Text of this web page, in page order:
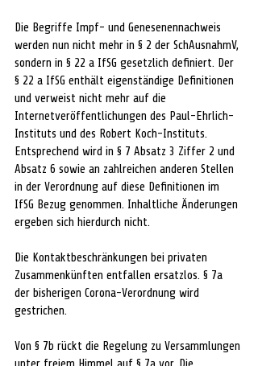
Die Begriffe Impf- und Genesenennachweis
werden nun nicht mehr in § 2 der SchAusnahmV,
sondern in § 22 a IfSG gesetzlich definiert. Der
§ 22 a IfSG enthält eigenständige Definitionen
und verweist nicht mehr auf die
Internetveröffentlichungen des Paul-Ehrlich-
Instituts und des Robert Koch-Instituts.
Entsprechend wird in § 7 Absatz 3 Ziffer 2 und
Absatz 6 sowie an zahlreichen anderen Stellen
in der Verordnung auf diese Definitionen im
IfSG Bezug genommen. Inhaltliche Änderungen
ergeben sich hierdurch nicht.
Die Kontaktbeschränkungen bei privaten
Zusammenkünften entfallen ersatzlos. § 7a
der bisherigen Corona-Verordnung wird
gestrichen.
Von § 7b rückt die Regelung zu Versammlungen